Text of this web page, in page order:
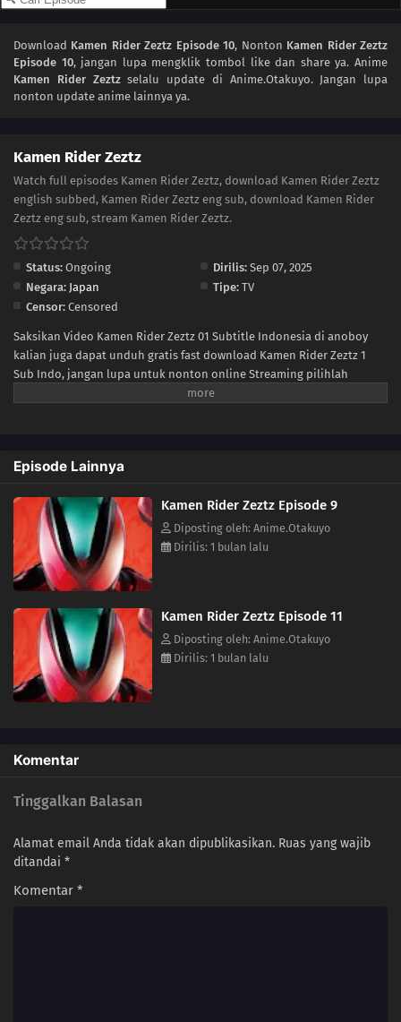
02 Episode 2
Download Kamen Rider Zeztz Episode 10, Nonton Kamen Rider Zeztz
Episode 10, jangan lupa mengklik tombol like dan share ya. Anime
Kamen Rider Zeztzselalu update di Anime.Otakuyo. Jangan lupa
nonton update anime lainnya ya.
Kamen Rider Zeztz
Watch full episodes Kamen Rider Zeztz, download Kamen Rider Zeztz
english subbed, Kamen Rider Zeztz eng sub, download Kamen Rider
Zeztz eng sub, stream Kamen Rider Zeztz.
Status: Ongoing Dirilis: Sep 07, 2025
Negara: Japan Tipe: TV
Censor: Censored
Saksikan Video Kamen Rider Zeztz 01 Subtitle Indonesia di anoboy
kalian juga dapat unduh gratis fast download Kamen Rider Zeztz 1
Sub Indo, jangan lupa untuk nonton online Streaming pilihlah
kualitas 240P 360P 480P 720P sesuai koneksi ke size lebih kecil untuk
Episode Lainnya
Kamen Rider Zeztz Episode 9
Diposting oleh: Anime.Otakuyo
Dirilis: 1 bulan lalu
Kamen Rider Zeztz Episode 11
Diposting oleh: Anime.Otakuyo
Dirilis: 1 bulan lalu
Komentar
Tinggalkan Balasan
Alamat email Anda tidak akan dipublikasikan. Ruas yang wajib
ditandai *
Komentar *